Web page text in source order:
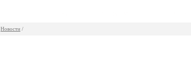
Новости /